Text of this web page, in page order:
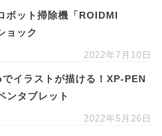
ボット掃除機「ROIDMI
ョック
2022年7月10日
イラストが描ける！XP-PEN
タブレット
2022年5月26日